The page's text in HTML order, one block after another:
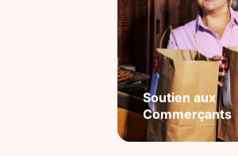
Soutien aux
Commerçants